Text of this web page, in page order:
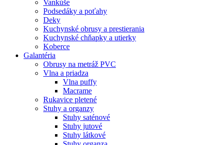
Vankúše
Podsedáky a poťahy
Deky
Kuchynské obrusy a prestierania
Kuchynské chňapky a utierky
Koberce
Galantéria
Obrusy na metráž PVC
Vlna a priadza
Vlna puffy
Macrame
Rukavice pletené
Stuhy a organzy
Stuhy saténové
Stuhy jutové
Stuhy látkové